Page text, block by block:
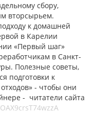
сбору,
вторсырьем.
к домашней
в Карелии
«Первый шаг»
в Санкт-
Полезные советы,
подготовки к
- чтобы они
- читатели сайта